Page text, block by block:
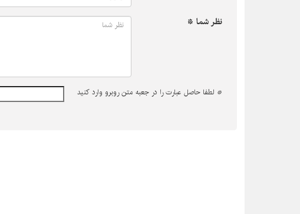
نظر شما *
* لطفا حاصل عبارت را در جعبه متن روبرو وارد کنید